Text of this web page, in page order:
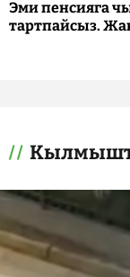
Эми пенсияга
тартпайсыз.